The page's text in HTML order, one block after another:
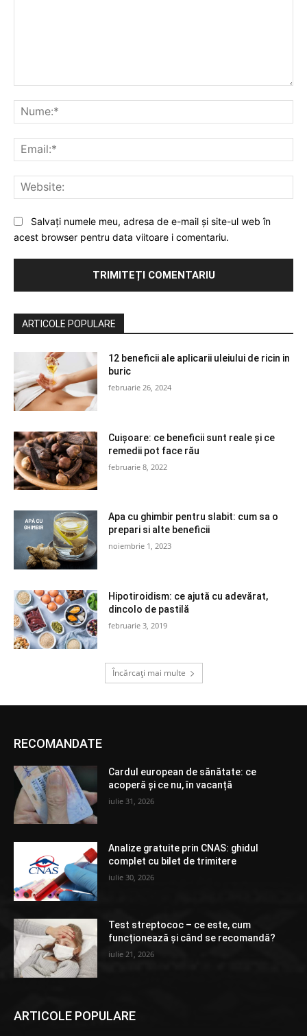
Salvați numele meu, adresa de e-mail și site-ul web în
acest browser pentru data viitoare i comentariu.
ARTICOLE POPULARE
12 beneficii ale aplicarii uleiului de ricin in
buric
februarie 26, 2024
Cuișoare: ce beneficii sunt reale și ce
remedii pot face rău
februarie 8, 2022
Apa cu ghimbir pentru slabit: cum sa o
prepari si alte beneficii
noiembrie 1, 2023
Hipotiroidism: ce ajută cu adevărat,
dincolo de pastilă
februarie 3, 2019
Încărcați mai multe
RECOMANDATE
Cardul european de sănătate: ce
acoperă și ce nu, în vacanță
iulie 31, 2026
Analize gratuite prin CNAS: ghidul
complet cu bilet de trimitere
iulie 30, 2026
Test streptococ – ce este, cum
funcționează și când se recomandă?
iulie 21, 2026
ARTICOLE POPULARE